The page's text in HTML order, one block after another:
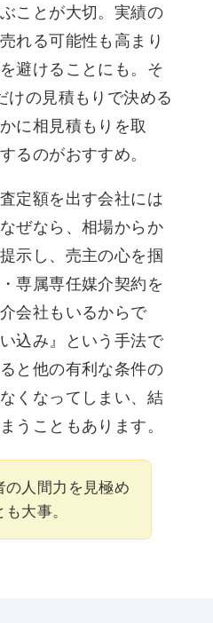
ことが大切。実績の
れる可能性も高まり
避けることにも。そ
けの見積もりで決める
に相見積もりを取
るのがおすすめ。
定額を出す会社には
ぜなら、相場からか
示し、売主の心を掴
専属専任媒介契約を
会社もいるからで
込み』という手法で
と他の有利な条件の
くなってしまい、結
うこともあります。
の人間力を見極め
も大事。